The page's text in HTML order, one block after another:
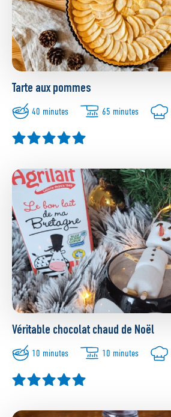
Tarte aux pommes
40 minutes 65 minutes
Véritable chocolat chaud de Noël
10 minutes 10 minutes